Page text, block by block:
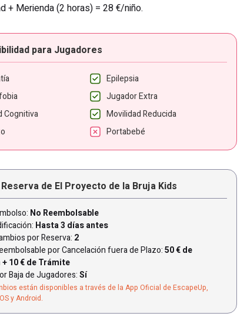
+ Merienda (2 horas) = 28 €/niño.
para Jugadores
Epilepsia
Jugador Extra
Cognitiva
Movilidad Reducida
Portabebé
de El Proyecto de la Bruja Kids
No Reembolsable
Hasta 3 días antes
por Reserva: 2
por Cancelación fuera de Plazo: 50 € de
10 € de Trámite
Baja de Jugadores: Sí
están disponibles a través de la App Oficial de EscapeUp,
y Android.